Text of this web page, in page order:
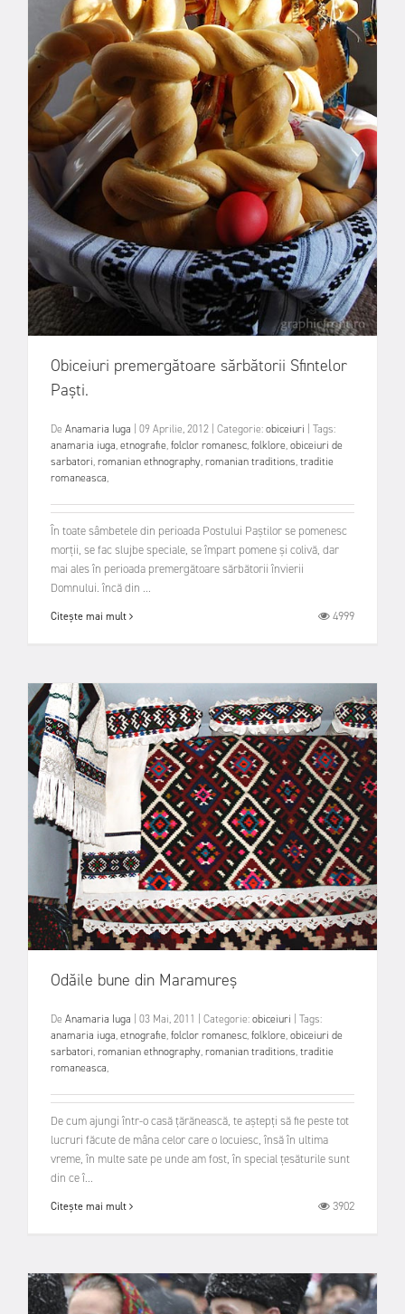
Obiceiuri premergătoare sărbătorii Sfintelor
Paști.
De Anamaria Iuga 09 Aprilie, 2012 Categorie:obiceiuri
Tags:
anamaria iuga,etnografie,folclor romanesc,folklore,obiceiuri de
sarbatori,romanian ethnography,romanian traditions,traditie
romaneasca,
În toate sâmbetele din perioada Postului Paștilor se pomenesc
morții, se fac slujbe speciale, se împart pomene și colivă, dar
mai ales în perioada premergătoare sărbătorii învierii
Domnului. încă din ...
Citește mai mult 4999
Odăile bune din Maramureș
De Anamaria Iuga 03 Mai, 2011 Categorie:obiceiuri
Tags:
anamaria iuga,etnografie,folclor romanesc,folklore,obiceiuri de
sarbatori,romanian ethnography,romanian traditions,traditie
romaneasca,
De cum ajungi într-o casă ţărănească, te aştepţi să fie peste tot
lucruri făcute de mâna celor care o locuiesc, însă în ultima
vreme, în multe sate pe unde am fost, în special ţesăturile sunt
din ce î...
Citește mai mult 3902